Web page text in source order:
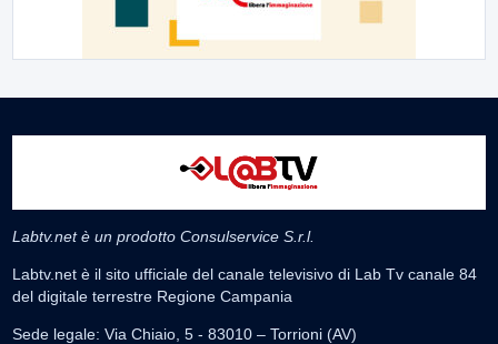
Labtv.net è un prodotto Consulservice S.r.l.
Labtv.net è il sito ufficiale del canale televisivo di Lab Tv canale 84
del digitale terrestre Regione Campania
Sede legale: Via Chiaio, 5 - 83010 – Torrioni (AV)